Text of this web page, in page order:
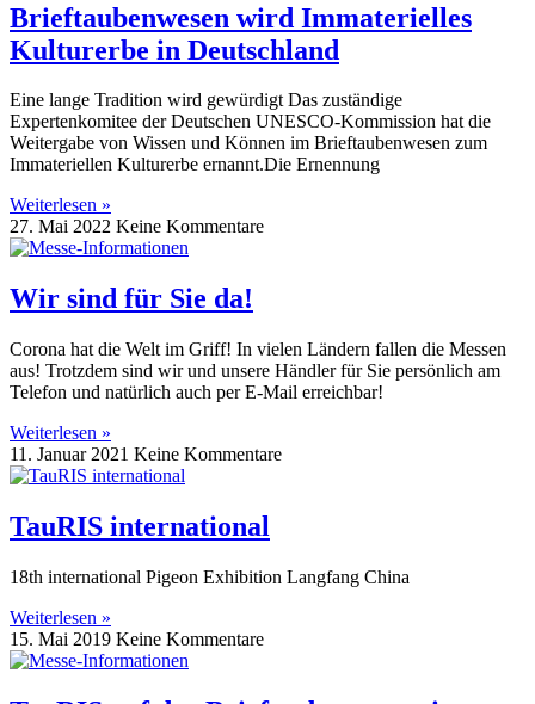
Brieftaubenwesen wird Immaterielles
Kulturerbe in Deutschland
Eine lange Tradition wird gewürdigt Das zuständige
Expertenkomitee der Deutschen UNESCO-Kommission hat die
Weitergabe von Wissen und Können im Brieftaubenwesen zum
Immateriellen Kulturerbe ernannt.Die Ernennung
Weiterlesen »
27. Mai 2022 Keine Kommentare
Wir sind für Sie da!
Corona hat die Welt im Griff! In vielen Ländern fallen die Messen
aus! Trotzdem sind wir und unsere Händler für Sie persönlich am
Telefon und natürlich auch per E-Mail erreichbar!
Weiterlesen »
11. Januar 2021 Keine Kommentare
TauRIS international
18th international Pigeon Exhibition Langfang China
Weiterlesen »
15. Mai 2019 Keine Kommentare